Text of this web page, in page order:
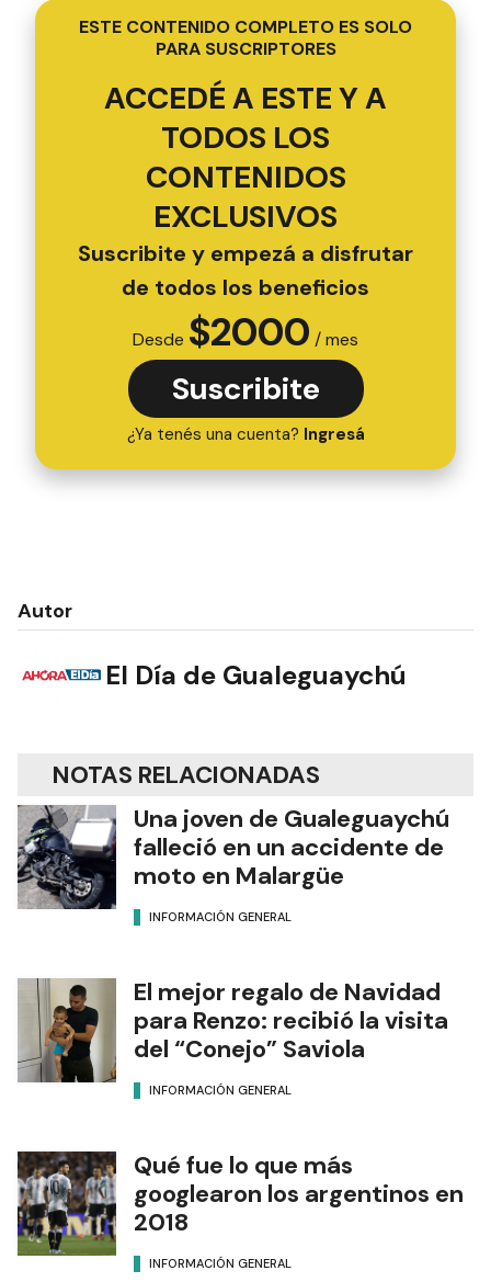
ESTE CONTENIDO COMPLETO ES SOLO
PARA SUSCRIPTORES
ACCEDÉ A ESTE Y A
TODOS LOS
CONTENIDOS
EXCLUSIVOS
Suscribite y empezá a disfrutar
de todos los beneficios
Desde $2000 / mes
Suscribite
¿Ya tenés una cuenta? Ingresá
Autor
El Día de Gualeguaychú
NOTAS RELACIONADAS
Una joven de Gualeguaychú
falleció en un accidente de
moto en Malargüe
INFORMACIÓN GENERAL
El mejor regalo de Navidad
para Renzo: recibió la visita
del “Conejo” Saviola
INFORMACIÓN GENERAL
Qué fue lo que más
googlearon los argentinos en
2018
INFORMACIÓN GENERAL